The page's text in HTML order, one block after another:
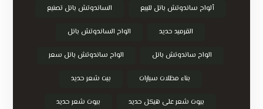
ألواح ساندوتش بانل للبيع الساندوتش بانل تصنيع
القرميد حديد الواح الساندوتش بانل
الواح ساندوتش بانل الواح ساندوتش بانل سعر
بناء مظلات سيارات بيت شعر حديد
بيوت شعر على هيكل حديد بيوت شعر حديد